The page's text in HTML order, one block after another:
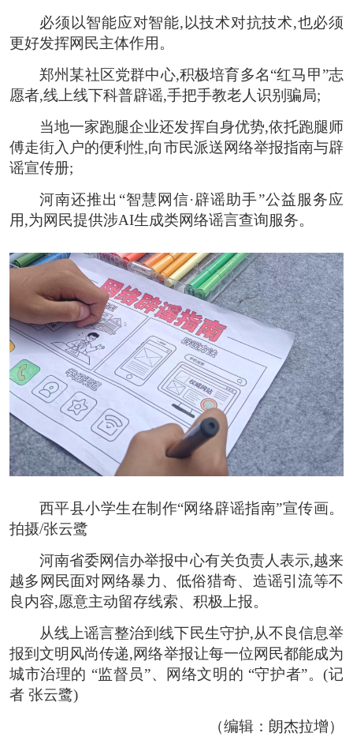
必须以智能应对智能,以技术对抗技术,也必须
更好发挥网民主体作用。
郑州某社区党群中心,积极培育多名“红马甲”志
愿者,线上线下科普辟谣,手把手教老人识别骗局;
当地一家跑腿企业还发挥自身优势,依托跑腿师
傅走街入户的便利性,向市民派送网络举报指南与辟
谣宣传册;
河南还推出“智慧网信·辟谣助手”公益服务应
用,为网民提供涉AI生成类网络谣言查询服务。
西平县小学生在制作“网络辟谣指南”宣传画。
拍摄/张云鹭
河南省委网信办举报中心有关负责人表示,越来
越多网民面对网络暴力、低俗猎奇、造谣引流等不
良内容,愿意主动留存线索、积极上报。
从线上谣言整治到线下民生守护,从不良信息举
报到文明风尚传递,网络举报让每一位网民都能成为
城市治理的 “监督员”、网络文明的 “守护者”。(记
者 张云鹭)
（编辑：朗杰拉增）